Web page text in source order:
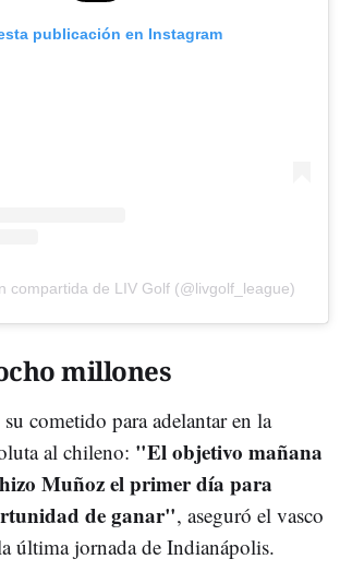
publicación en Instagram
compartida de LIV Golf (@livgolf_league)
millones
cometido para adelantar en la
al chileno: "El objetivo mañana
Muñoz el primer día para
de ganar", aseguró el vasco
última jornada de Indianápolis.